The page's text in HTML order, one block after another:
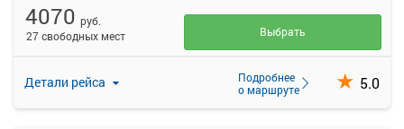
Детали рейса
Подробнее
о маршруте
5.0
4070 руб.
27 свободных мест
Выбрать